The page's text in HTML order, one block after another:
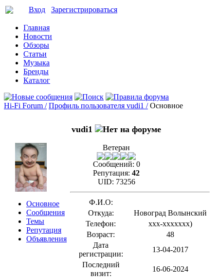
Вход Зарегистрироваться
Главная
Новости
Обзоры
Статьи
Музыка
Бренды
Каталог
Hi-Fi Forum / Профиль пользователя vudi1 / Основное
Основное
Сообщения
Темы
Репутация
Объявления
vudi1
Ветеран
Сообщений: 0
Репутация: 42
UID: 73256
Ф.И.О:
Откуда:
Новоград Волынский
Телефон:
xxx-xxxxxxx)
Возраст:
48
Дата
регистрации:
13-04-2017
Последний
визит:
16-06-2024